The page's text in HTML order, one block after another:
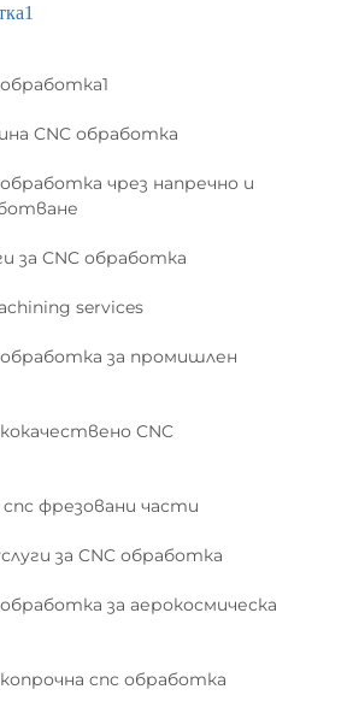
обработка1
CNC обработка
обработка чрез напречно и
за CNC обработка
services
обработка за промишлен
CNC
фрезовани части
за CNC обработка
обработка за аерокосмическа
cnc обработка